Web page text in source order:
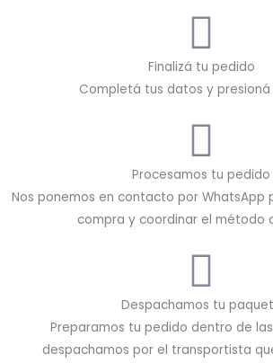
Finalizá tu pedido
Completá tus datos y presioná
Procesamos tu pedido
Nos ponemos en contacto por WhatsApp
compra y coordinar el método
Despachamos tu
Preparamos tu pedido dentro de
despachamos por el transportista